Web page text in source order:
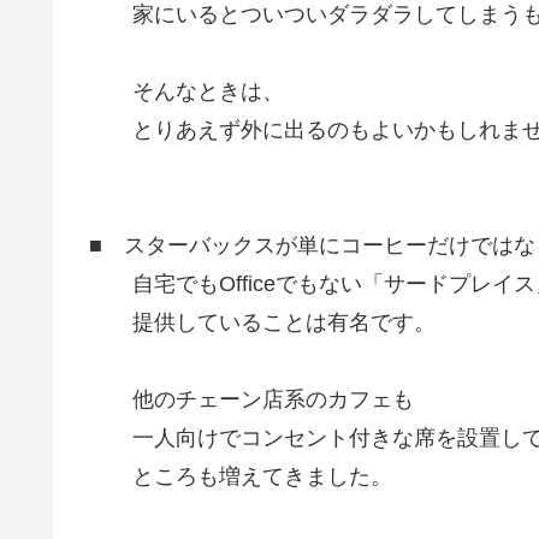
家にいるとついついダラダラしてしまう
そんなときは、
とりあえず外に出るのもよいかもしれませ
■ スターバックスが単にコーヒーだけではな
自宅でもOfficeでもない「サードプレイス
提供していることは有名です。
他のチェーン店系のカフェも
一人向けでコンセント付きな席を設置し
ところも増えてきました。